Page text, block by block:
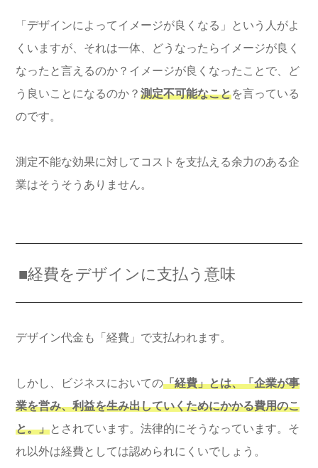
「デザインによってイメージが良くなる」という人がよ
くいますが、それは一体、どうなったらイメージが良く
なったと言えるのか？イメージが良くなったことで、ど
う良いことになるのか？ 測定不可能なことを言っている
のです。
測定不能な効果に対してコストを支払える余力のある企
業はそうそうありません。
■経費をデザインに支払う意味
デザイン代金も「経費」で支払われます。
しかし、ビジネスにおいての「経費」とは、「企業が事
業を営み、利益を生み出していくためにかかる費用のこ
と。」とされています。法律的にそうなっています。そ
れ以外は経費としては認められにくいでしょう。